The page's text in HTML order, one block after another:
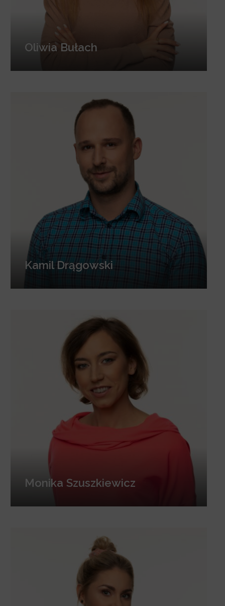
Oliwia Bułach
Kamil Drągowski
Monika Szuszkiewicz